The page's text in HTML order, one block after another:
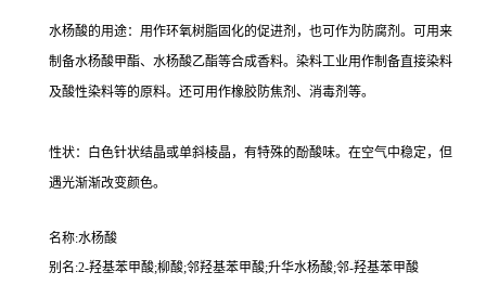
水杨酸的用途：用作环氧树脂固化的促进剂，也可作为防腐剂。可用来
制备水杨酸甲酯、水杨酸乙酯等合成香料。染料工业用作制备直接染料
及酸性染料等的原料。还可用作橡胶防焦剂、消毒剂等。
性状：白色针状结晶或单斜棱晶，有特殊的酚酸味。在空气中稳定，但
遇光渐渐改变颜色。
名称:水杨酸
别名:2-羟基苯甲酸;柳酸;邻羟基苯甲酸;升华水杨酸;邻-羟基苯甲酸